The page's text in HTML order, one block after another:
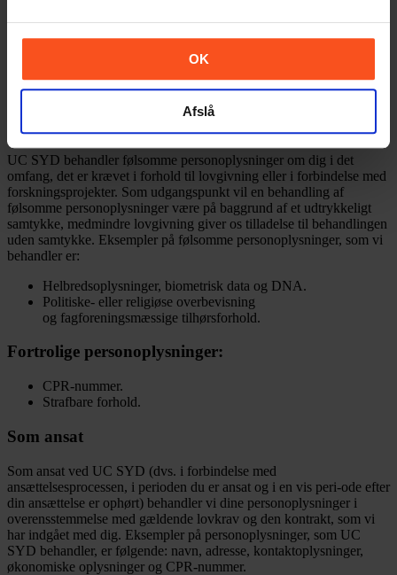
OK
Afslå
opbevares så længe, du er tilmeldt nyhedsbrevet.
Formålet med indsamling af oplysningerne til nyhedsbreve, er
udelukkende for at målrette indholdet, og udsendelse af
abonnementet.
UC SYD behandler følsomme personoplysninger om dig i det
omfang, det er krævet i forhold til lovgivning eller i forbindelse med
forskningsprojekter. Som udgangspunkt vil en behandling af
følsomme personoplysninger være på baggrund af et udtrykkeligt
samtykke, medmindre lovgivning giver os tilladelse til behandlingen
uden samtykke. Eksempler på følsomme personoplysninger, som vi
behandler er:
Helbredsoplysninger, biometrisk data og DNA.
Politiske- eller religiøse overbevisning
og fagforeningsmæssige tilhørsforhold.
Fortrolige personoplysninger:
CPR-nummer.
Strafbare forhold.
Som ansat
Som ansat ved UC SYD (dvs. i forbindelse med
ansættelsesprocessen, i perioden du er ansat og i en vis peri-ode efter
din ansættelse er ophørt) behandler vi dine personoplysninger i
overensstemmelse med gældende lovkrav og den kontrakt, som vi
har indgået med dig. Eksempler på personoplysninger, som UC
SYD behandler, er følgende: navn, adresse, kontaktoplysninger,
økonomiske oplysninger og CPR-nummer.